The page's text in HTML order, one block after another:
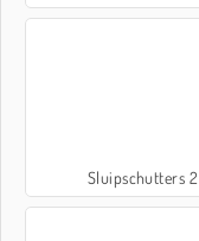
Sluipschutters 2